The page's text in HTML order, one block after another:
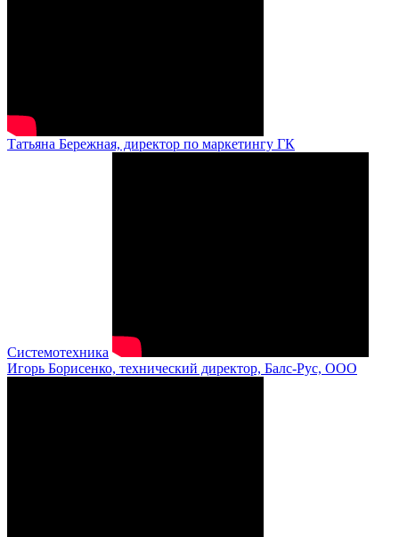
Татьяна Бережная, директор по маркетингу ГК
Системотехника
Игорь Борисенко, технический директор, Балс-Рус, ООО